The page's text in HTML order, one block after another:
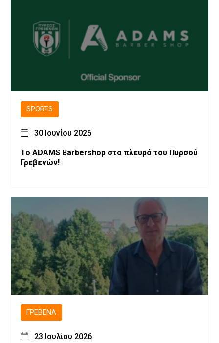
SPORTS
30 Ιουνίου 2026
Το ADAMS Barbershop στο πλευρό του Πυρσού
Γρεβενών!
ΓΡΕΒΕΝΆ
23 Ιουλίου 2026